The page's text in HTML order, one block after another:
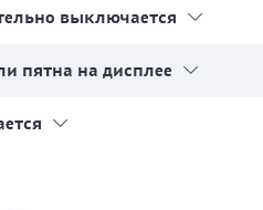
выключается
пятна на дисплее